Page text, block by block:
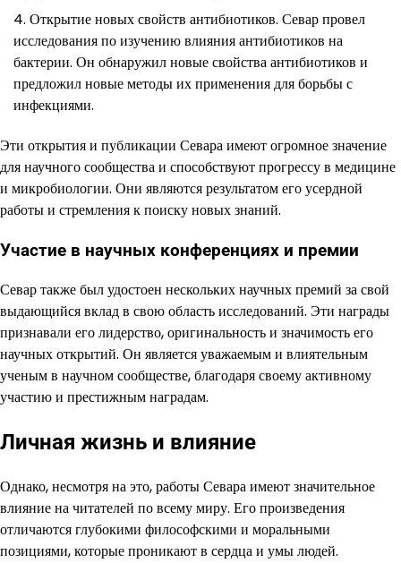
Открытие новых свойств антибиотиков. Севар провел
исследования по изучению влияния антибиотиков на
бактерии. Он обнаружил новые свойства антибиотиков и
предложил новые методы их применения для борьбы с
инфекциями.
Эти открытия и публикации Севара имеют огромное значение
для научного сообщества и способствуют прогрессу в медицине
и микробиологии. Они являются результатом его усердной
работы и стремления к поиску новых знаний.
Участие в научных конференциях и премии
Севар также был удостоен нескольких научных премий за свой
выдающийся вклад в свою область исследований. Эти награды
признавали его лидерство, оригинальность и значимость его
научных открытий. Он является уважаемым и влиятельным
ученым в научном сообществе, благодаря своему активному
участию и престижным наградам.
Личная жизнь и влияние
Однако, несмотря на это, работы Севара имеют значительное
влияние на читателей по всему миру. Его произведения
отличаются глубокими философскими и моральными
позициями, которые проникают в сердца и умы людей.